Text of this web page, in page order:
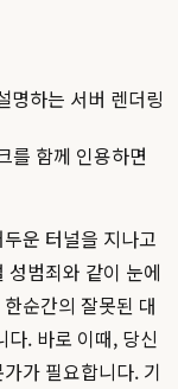
명하는 서버 렌더링
를 함께 인용하면
운 터널을 지나고
범죄와 같이 눈에
순간의 잘못된 대
. 바로 이때, 당신
가 필요합니다. 기